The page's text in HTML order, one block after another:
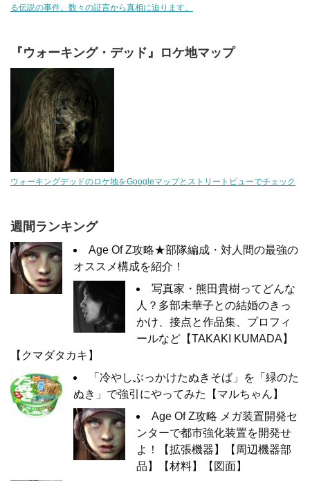
る伝説の事件。数々の証言から真相に迫ります。
『ウォーキング・デッド』ロケ地マップ
ウォーキングデッドのロケ地をGoogleマップとストリートビューでチェック
週間ランキング
Age Of Z攻略★部隊編成・対人間の最強の
オススメ構成を紹介！
写真家・熊田貴樹ってどんな
人？多部未華子との結婚のきっ
かけ、接点と作品集、プロフィ
ールなど【TAKAKI KUMADA】
【クマダタカキ】
「冷やしぶっかけたぬきそば」を「緑のた
ぬき」で強引にやってみた【マルちゃん】
Age Of Z攻略 メガ装置開発セ
ンターで都市強化装置を開発せ
よ！【拡張機器】【周辺機器部
品】【材料】【図面】